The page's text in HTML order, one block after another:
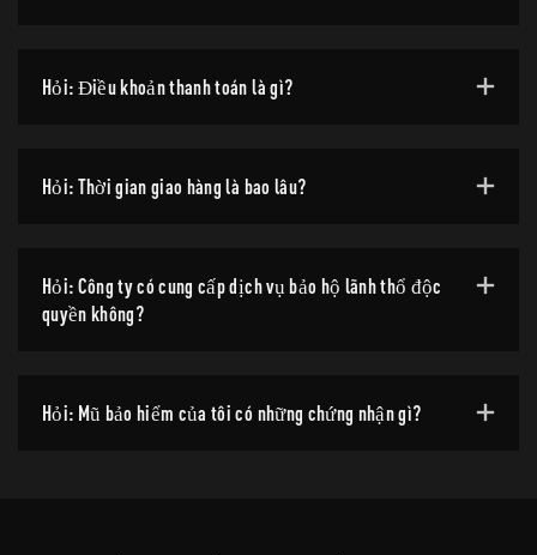
Hỏi: Điều khoản thanh toán là gì?
Hỏi: Thời gian giao hàng là bao lâu?
Hỏi: Công ty có cung cấp dịch vụ bảo hộ lãnh thổ độc
quyền không?
Hỏi: Mũ bảo hiểm của tôi có những chứng nhận gì?